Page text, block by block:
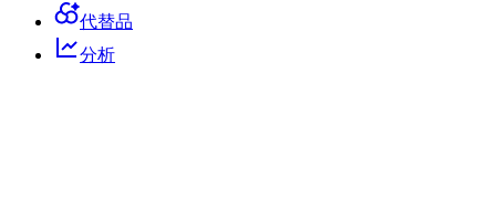
代替品
分析